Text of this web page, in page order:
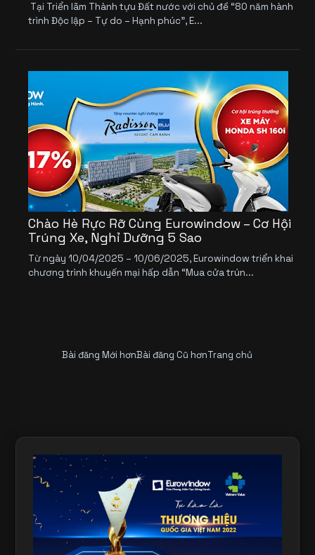
Tại Triển lãm Thành tựu Đất nước với chủ đề “80 năm hành
trình Độc lập – Tự do – Hạnh phúc”, E...
Chào Hè Rực Rỡ Cùng Eurowindow – Cơ Hội
Trúng Xe, Nghỉ Dưỡng 5 Sao
Từ ngày 10/04/2025 – 10/06/2025, Eurowindow triển khai
chương trình khuyến mại hấp dẫn “Mua cửa trún...
Bài đăng Mới hơnBài đăng Cũ hơnTrang chủ